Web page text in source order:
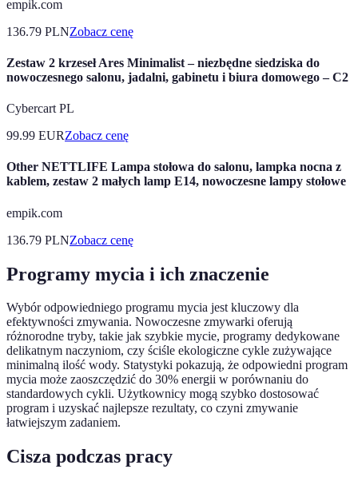
empik.com
136.79 PLNZobacz cenę
Zestaw 2 krzeseł Ares Minimalist – niezbędne siedziska do
nowoczesnego salonu, jadalni, gabinetu i biura domowego – C2
Cybercart PL
99.99 EURZobacz cenę
Other NETTLIFE Lampa stołowa do salonu, lampka nocna z
kablem, zestaw 2 małych lamp E14, nowoczesne lampy stołowe
empik.com
136.79 PLNZobacz cenę
Programy mycia i ich znaczenie
Wybór odpowiedniego programu mycia jest kluczowy dla
efektywności zmywania. Nowoczesne zmywarki oferują
różnorodne tryby, takie jak szybkie mycie, programy dedykowane
delikatnym naczyniom, czy ściśle ekologiczne cykle zużywające
minimalną ilość wody. Statystyki pokazują, że odpowiedni program
mycia może zaoszczędzić do 30% energii w porównaniu do
standardowych cykli. Użytkownicy mogą szybko dostosować
program i uzyskać najlepsze rezultaty, co czyni zmywanie
łatwiejszym zadaniem.
Cisza podczas pracy